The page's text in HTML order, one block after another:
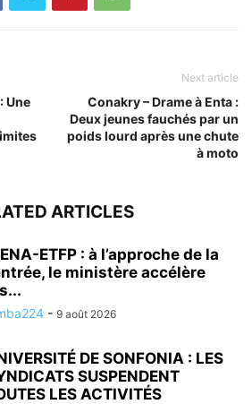
Une
Next article
Conakry – Drame à Enta :
Deux jeunes fauchés par un
poids lourd après une chute
à moto
ARTICLES
ETFP : à l’approche de la
le ministère accélère
- 9 août 2026
DE SONFONIA : LES
SUSPENDENT
LES ACTIVITÉS